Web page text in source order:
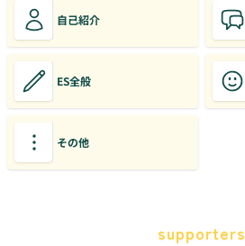
自己紹介
ES全般
その他
supporters